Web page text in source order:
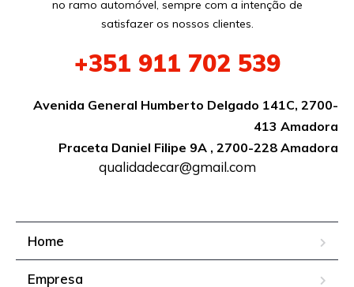
no ramo automóvel, sempre com a intenção de
satisfazer os nossos clientes.
+351 911 702 539
Avenida General Humberto Delgado 141C, 2700-
413 Amadora
Praceta Daniel Filipe 9A , 2700-228 Amadora
qualidadecar@gmail.com
Home
Empresa